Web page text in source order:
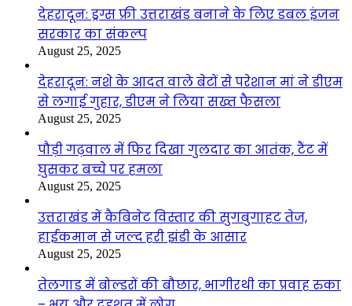
देहरादून: ड्रग्स फ्री उत्तराखंड बनाने के लिए डबल इंजन
सरकार का संकल्प
August 25, 2025
देहरादून: नशे के आदत वाले बेटों से परेशान मां ने डीएम
से लगाई गुहार, डीएम ने लिया सख्त फैसला
August 25, 2025
पौड़ी गढ़वाल में फिर दिखा गुलदार का आतंक, टैंट में
घुसकर बच्चे पर हमला
August 25, 2025
उत्तराखंड में कैबिनेट विस्तार की सुगबुगाहट तेज,
हाईकमान से जल्द हरी झंडी के आसार
August 25, 2025
तेलगाड में बोल्डरों की बौछार, भागीरथी का प्रवाह रुका